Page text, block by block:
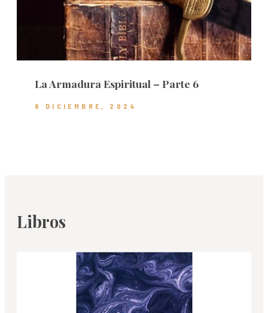
La Armadura Espiritual – Parte 6
8 DICIEMBRE, 2024
Libros